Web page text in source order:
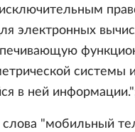
электронных
системы
в ней
слова "мобильный